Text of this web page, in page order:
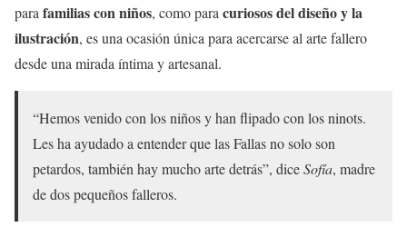
para familias con niños, como para curiosos del diseño y la
ilustración, es una ocasión única para acercarse al arte fallero
desde una mirada íntima y artesanal.
“Hemos venido con los niños y han flipado con los ninots.
Les ha ayudado a entender que las Fallas no solo son
petardos, también hay mucho arte detrás”, diceSofía, madre
de dos pequeños falleros.